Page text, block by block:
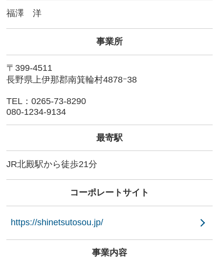
福澤 洋
事業所
〒399-4511
長野県上伊那郡南箕輪村4878ｰ38
TEL：0265-73-8290
080-1234-9134
最寄駅
JR北殿駅から徒歩21分
コーポレートサイト
https://shinetsutosou.jp/
事業内容